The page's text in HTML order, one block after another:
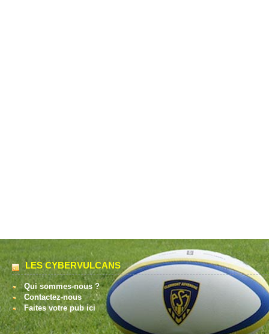
LES CYBERVULCANS
Qui sommes-nous ?
Contactez-nous
Faites votre pub ici